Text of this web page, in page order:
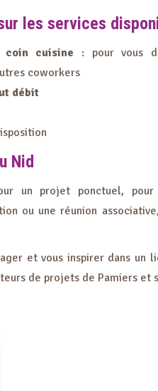
les services
coin cuisine : pour vous
coworkers
débit
Nid
un projet ponctuel,
ou une réunion
et vous inspirer dans un
de projets de Pamiers et